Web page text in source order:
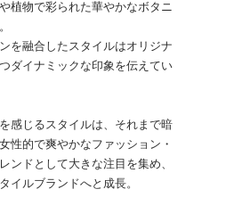
植物で彩られた華やかなボタニ
を融合したスタイルはオリジナ
ダイナミックな印象を伝えてい
感じるスタイルは、それまで暗
性的で爽やかなファッション・
ンドとして大きな注目を集め、
イルブランドへと成長。